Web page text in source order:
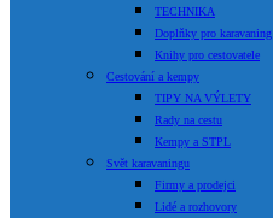
TECHNIKA
Doplňky pro karavaning
Knihy pro cestovatele
Cestování a kempy
TIPY NA VÝLETY
Rady na cestu
Kempy a STPL
Svět karavaningu
Firmy a prodejci
Lidé a rozhovory